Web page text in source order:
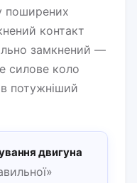
поширених
контакт
замкнений —
силове коло
потужніший
двигуна